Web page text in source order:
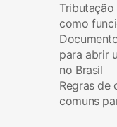
Tributação
como
para abrir
no Brasil
Regras de
comuns